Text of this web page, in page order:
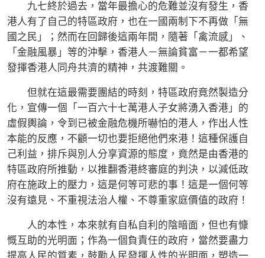
九七終於過去，當年最擔心的危難並沒有發生，香
港人有了自己的特區政府，也在一國兩制下不再做「無
國之民」；然而在回歸後這兩年間，隨著「禽流感」、
「金融風暴」等的沖擊，香港人－無論貧富－一都希望
發揮香港人同舟共濟的精神，共渡難關。
但就在這最需要團結的時刻，特區政府竟然製造分
化，宣傳一個「一百六十七萬港人子女將湧入香港」的
虛假輿論，令到已被金融危機所嚇怕的港人，作出人性
本能的反應，不顧一切也要拒絕他們來港！這種保護自
己利益，排斥與別人分享資源的態度，竟然是由香港的
特區政府所推動，以推翻香港終審庭的判決，以減低政
府在施政上的壓力，這是何等可悲的事！這是一個何等
沒有遠見、不重視法治人權、不尊重家庭價值的政府！
人的本性，本來就有自私自利的陰暗面，但也有慷
慨互助的光明面；作為一個負責任的政府，當然要盡力